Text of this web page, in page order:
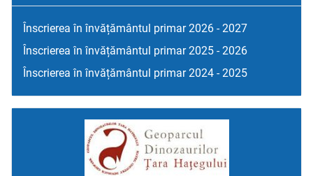
Înscrierea în învățământul primar 2026 - 2027
Înscrierea în învățământul primar 2025 - 2026
Înscrierea în învățământul primar 2024 - 2025